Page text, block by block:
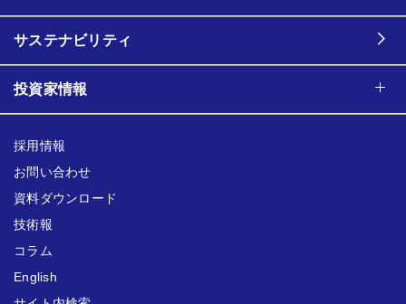
サステナビリティ
投資家情報
採用情報
お問い合わせ
資料ダウンロード
技術報
コラム
English